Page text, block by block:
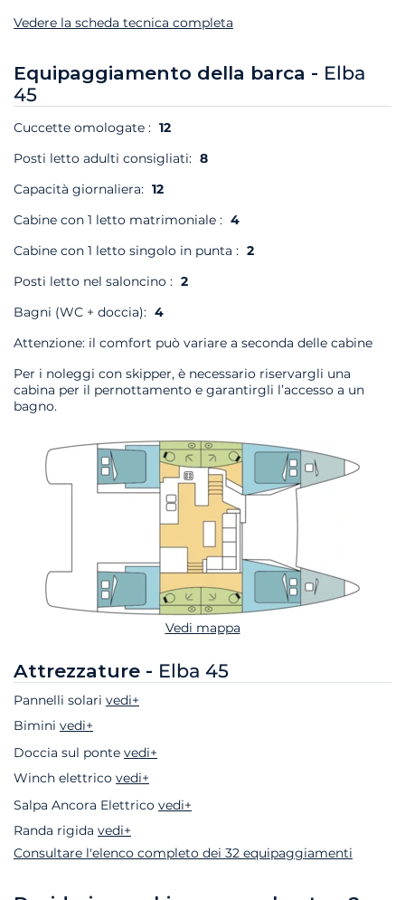
Vedere la scheda tecnica completa
Equipaggiamento della barca - Elba
45
Cuccette omologate : 12
Posti letto adulti consigliati: 8
Capacità giornaliera: 12
Cabine con 1 letto matrimoniale : 4
Cabine con 1 letto singolo in punta : 2
Posti letto nel saloncino : 2
Bagni (WC + doccia): 4
Attenzione: il comfort può variare a seconda delle cabine
Per i noleggi con skipper, è necessario riservargli una
cabina per il pernottamento e garantirgli l’accesso a un
bagno.
Vedi mappa
Attrezzature - Elba 45
Pannelli solari vedi+
Bimini vedi+
Doccia sul ponte vedi+
Winch elettrico vedi+
Salpa Ancora Elettrico vedi+
Randa rigida vedi+
Consultare l'elenco completo dei 32 equipaggiamenti